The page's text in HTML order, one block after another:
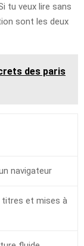
tu veux lire sans
sont les deux
des paris
navigateur
titres et mises à